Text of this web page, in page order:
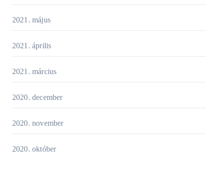
2021. május
2021. április
2021. március
2020. december
2020. november
2020. október